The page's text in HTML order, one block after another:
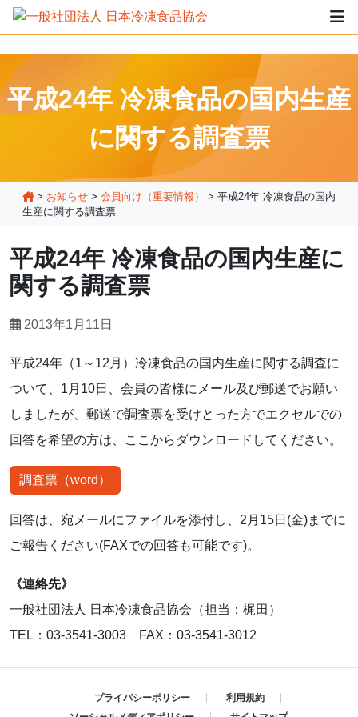
平成24年 冷凍食品の国内生産
に関する調査票
> お知らせ > 会員向け（重要情報） > 平成24年 冷凍食品の国内
生産に関する調査票
平成24年 冷凍食品の国内生産に
関する調査票
2013年1月11日
平成24年（1～12月）冷凍食品の国内生産に関する調査に
ついて、1月10日、会員の皆様にメール及び郵送でお願い
しましたが、郵送で調査票を受けとった方でエクセルでの
回答を希望の方は、ここからダウンロードしてください。
調査票（word）
回答は、宛メールにファイルを添付し、2月15日(金)までに
ご報告ください(FAXでの回答も可能です)。
《連絡先》
一般社団法人 日本冷凍食品協会（担当：梶田）
TEL：03-3541-3003 FAX：03-3541-3012
プライバシーポリシー
利用規約